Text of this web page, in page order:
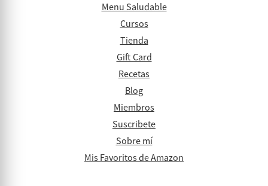
Menu Saludable
Cursos
Tienda
Gift Card
Recetas
Blog
Miembros
Suscribete
Sobre mí
Mis Favoritos de Amazon